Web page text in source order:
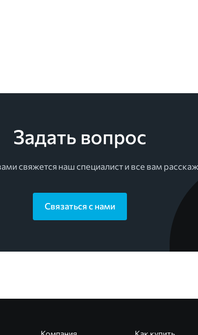
Задать вопрос
свяжется наш специалист и все вам
Связаться с нами